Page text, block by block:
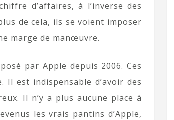
d’affaires, à l’inverse des
de cela, ils se voient imposer
marge de manœuvre.
par Apple depuis 2006. Ces
est indispensable d’avoir des
Il n’y a plus aucune place à
les vrais pantins d’Apple,